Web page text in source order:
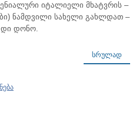
იტალიელი მხატვრის –
ნამდვილი სახელი გახლდათ –
დონო.
ᲡᲠᲣᲚᲐᲓ